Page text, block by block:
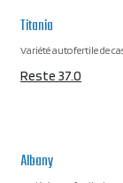
Titania
Variété autofertile de
Reste 37.0
Albany